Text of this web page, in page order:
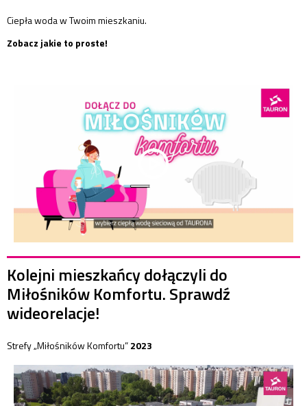
Ciepła woda w Twoim mieszkaniu.
Zobacz jakie to proste!
Kolejni mieszkańcy dołączyli do
Miłośników Komfortu. Sprawdź
wideorelacje!
Strefy „Miłośników Komfortu”2023